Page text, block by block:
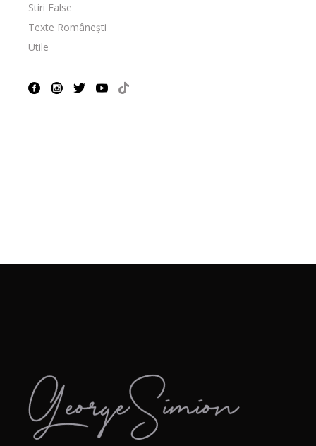
Stiri False
Texte Românești
Utile